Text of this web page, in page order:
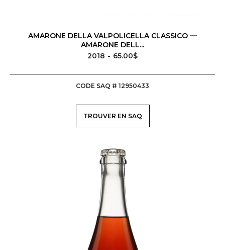
AMARONE DELLA VALPOLICELLA CLASSICO —
AMARONE DELL...
2018
65.00$
CODE SAQ # 12950433
TROUVER EN SAQ